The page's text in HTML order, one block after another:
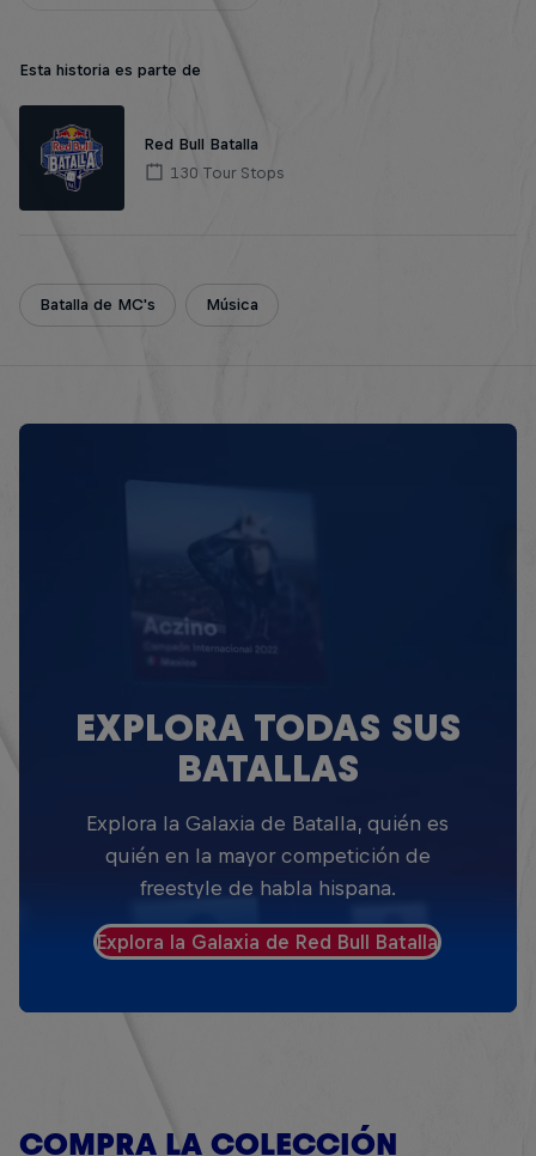
Esta historia es parte de
Red Bull Batalla
130 Tour Stops
Batalla de MC's Música
EXPLORA TODAS SUS
BATALLAS
Explora la Galaxia de Batalla, quién es
quién en la mayor competición de
freestyle de habla hispana.
Explora la Galaxia de Red Bull Batalla
COMPRA LA COLECCIÓN